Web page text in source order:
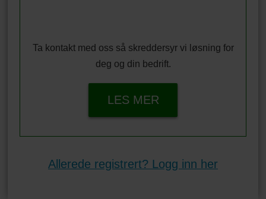
Ta kontakt med oss så skreddersyr vi løsning for
deg og din bedrift.
LES MER
Allerede registrert? Logg inn her